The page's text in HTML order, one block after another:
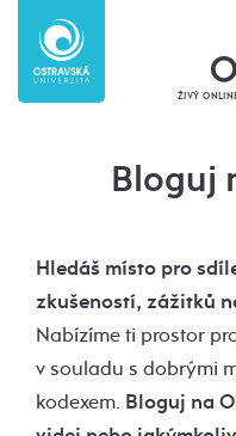
ŽIVÝ
Bloguj
Hledáš místo pro
zkušeností, zážitků
Nabízíme ti prostor
v souladu s dobrými
kodexem. Bloguj na